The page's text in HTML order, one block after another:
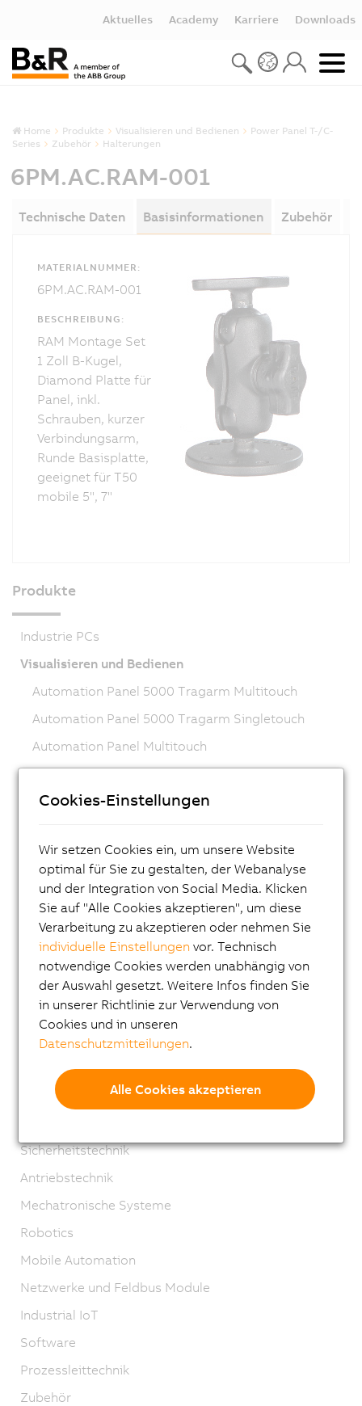
Aktuelles Academy Karriere Downloads
Home Produkte Visualisieren und Bedienen
Power Panel T-/C-
Series
Zubehör Halterungen
6PM.AC.RAM-001
Technische Daten Basisinformationen Zubehör
MATERIALNUMMER:
6PM.AC.RAM-001
BESCHREIBUNG:
RAM Montage Set
1 Zoll B-Kugel,
Diamond Platte für
Panel, inkl.
Schrauben, kurzer
Verbindungsarm,
Runde Basisplatte,
geeignet für T50
mobile 5", 7"
Produkte
Industrie PCs
Visualisieren und Bedienen
Automation Panel 5000 Tragarm Multitouch
Automation Panel 5000 Tragarm Singletouch
Automation Panel Multitouch
Automation Panel Singletouch
Automation Panel Hygienedesign Edelstahl
Tragarm
Smart Display Link 4
Mobile Panel 7200
Mobile Panel 7100
Power Panel T-/C-Series
Tastenmodule
PANELWARE
Panel Designer
Steuerungssysteme
I/O Systeme
Sicherheitstechnik
Antriebstechnik
Mechatronische Systeme
Robotics
Mobile Automation
Netzwerke und Feldbus Module
Industrial IoT
Software
Prozessleittechnik
Zubehör
Cookies-Einstellungen
Wir setzen Cookies ein, um unsere Website
optimal für Sie zu gestalten, der Webanalyse
und der Integration von Social Media. Klicken
Sie auf "Alle Cookies akzeptieren", um diese
Verarbeitung zu akzeptieren oder nehmen Sie
individuelle Einstellungen vor. Technisch
notwendige Cookies werden unabhängig von
der Auswahl gesetzt. Weitere Infos finden Sie
in unserer Richtlinie zur Verwendung von
Cookies und in unseren
Datenschutzmitteilungen.
Alle Cookies akzeptieren